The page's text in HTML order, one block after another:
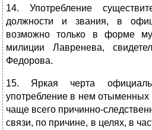
14. Употребление
должности и звания, в
возможно только в форме
милиции Лавренева,
Федорова.
15. Яркая черта
употребление в нем
чаще всего причинно-
связи, по причине, в целях, в